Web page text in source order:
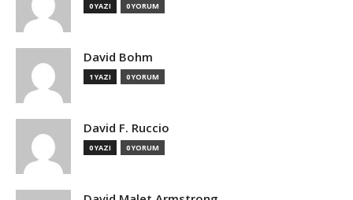
0 YAZI 0 YORUM
David Bohm
1 YAZI 0 YORUM
David F. Ruccio
0 YAZI 0 YORUM